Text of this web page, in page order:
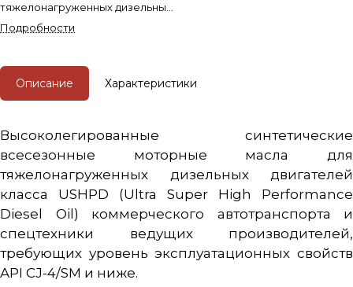
тяжелонагруженных дизельных
двигателей класса USHPD (Ultra
Super High Performance Diesel
автотранспорта и спецтехники
ведущих производителей,
Подробности
Описание Характеристики
Высоколегированные синтетические
всесезонные моторные масла для
тяжелонагруженных дизельных двигателей
класса USHPD (Ultra Super High Performance
Diesel Oil) коммерческого автотранспорта и
спецтехники ведущих производителей,
требующих уровень эксплуатационных свойств
API CJ-4/SM и ниже.